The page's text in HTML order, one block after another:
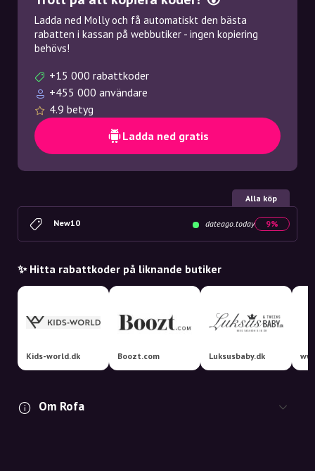
Ladda ned Molly och få automatiskt den bästa
rabatten i kassan på webbutiker - ingen kopiering
behövs!
+15 000 rabattkoder
+455 000 användare
4.9 betyg
Ladda ned gratis
Alla köp
New10 dateago.today 9%
✨ Hitta rabattkoder på liknande butiker
Kids-world.dk Boozt.com Luksusbaby.dk
Om Rofa